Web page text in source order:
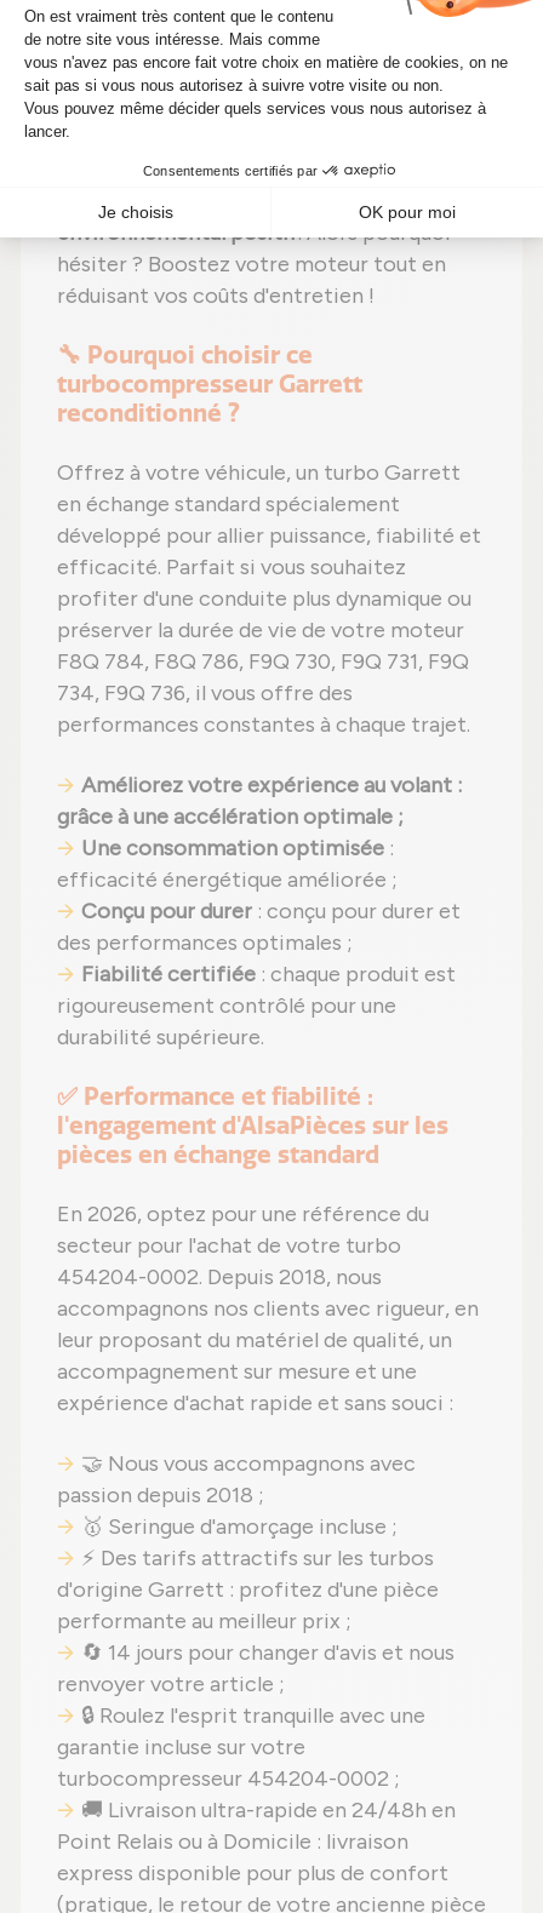
Étape 6 : Tests completssur banc d'essai
Schenck avant envoi.
En choisissant unturbo reconditionné,
vous faites un pari gagnant :
préservée,une solution plus économique
(aujourd'hui à 228,00 €)
impact
environnemental positif. Alors pourquoi
hésiter ? Boostez votre moteur tout en
réduisant vos coûts d'entretien !
🔧 Pourquoi choisir ce
turbocompresseur Garrett
reconditionné ?
Offrez à votre véhicule, un turbo Garrett
en échange standard spécialement
développé pour allier puissance, fiabilité et
efficacité. Parfait si vous souhaitez
profiter d'une conduite plus dynamique ou
préserver la durée de vie de votre moteur
F8Q 784, F8Q 786, F9Q 730, F9Q 731, F9Q
734, F9Q 736, il vous offre des
performances constantes à chaque trajet.
Améliorez votre expérience au volant :
grâce à une accélération optimale ;
Une consommation optimisée :
efficacité énergétique améliorée ;
Conçu pour durer : conçu pour durer et
des performances optimales ;
Fiabilité certifiée : chaque produit est
rigoureusement contrôlé pour une
durabilité supérieure.
✅ Performance et fiabilité :
l'engagement d'AlsaPièces sur les
pièces en échange standard
En 2026, optez pour une référence du
secteur pour l'achat de votre turbo
454204-0002. Depuis 2018, nous
accompagnons nos clients avec rigueur, en
leur proposant du matériel de qualité, un
accompagnement sur mesure et une
expérience d'achat rapide et sans souci :
🤝 Nous vous accompagnons avec
passion depuis 2018 ;
🥇 Seringue d'amorçage incluse ;
⚡ Des tarifs attractifs sur les turbos
d'origine Garrett : profitez d'une pièce
performante au meilleur prix ;
🔄 14 jours pour changer d'avis et nous
renvoyer votre article ;
🔒 Roulez l'esprit tranquille avec une
garantie incluse sur votre
turbocompresseur 454204-0002 ;
🚚 Livraison ultra-rapide en 24/48h en
Point Relais ou à Domicile : livraison
express disponible pour plus de confort
(pratique, le retour de votre ancienne pièce